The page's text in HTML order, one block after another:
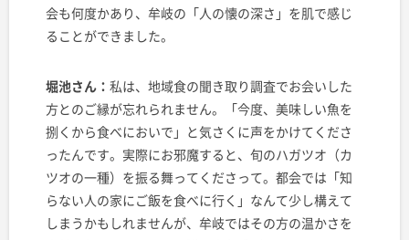
会も何度かあり、牟岐の「人の懐の深さ」を肌で感じ
ることができました。
堀池さん： 私は、地域食の聞き取り調査でお会いした
方とのご縁が忘れられません。「今度、美味しい魚を
捌くから食べにおいで」と気さくに声をかけてくださ
ったんです。実際にお邪魔すると、旬のハガツオ（カ
ツオの一種）を振る舞ってくださって。都会では「知
らない人の家にご飯を食べに行く」なんて少し構えて
しまうかもしれませんが、牟岐ではその方の温かさを